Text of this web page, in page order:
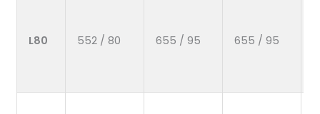
L80 552 / 80 655 / 95 655 / 95